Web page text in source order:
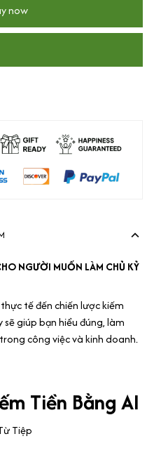
now
NGƯỜI MUỐN LÀM CHỦ KỶ
tế đến chiến lược kiếm
giúp bạn hiểu đúng, làm
công việc và kinh doanh.
Tiền Bằng AI
Tiệp